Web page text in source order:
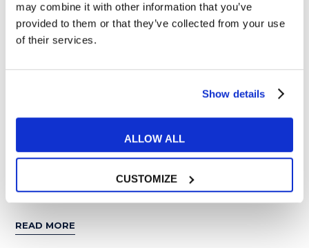
may combine it with other information that you’ve
provided to them or that they’ve collected from your use
of their services.
Show details
ALLOW ALL
CUSTOMIZE
PELIS Y MÚSICA
Canciones románticas en inglés
READ MORE